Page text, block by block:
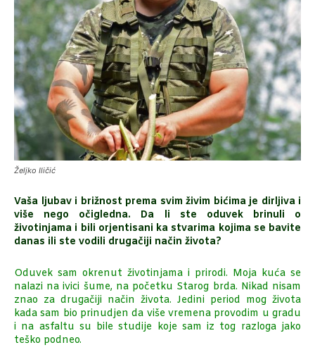
Željko Iličić
Vaša ljubav i brižnost prema svim živim bićima je dirljiva i
više nego očigledna. Da li ste oduvek brinuli o
životinjama i bili orjentisani ka stvarima kojima se bavite
danas ili ste vodili drugačiji način života?
Oduvek sam okrenut životinjama i prirodi. Moja kuća se
nalazi na ivici šume, na početku Starog brda. Nikad nisam
znao za drugačiji način života. Jedini period mog života
kada sam bio prinudjen da više vremena provodim u gradu
i na asfaltu su bile studije koje sam iz tog razloga jako
teško podneo.